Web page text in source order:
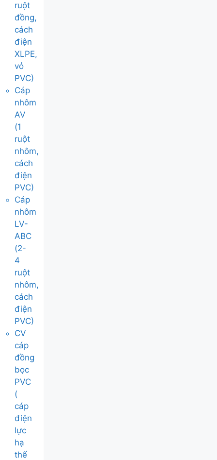
ruột
đồng,
cách
điện
XLPE,
vỏ
PVC)
Cáp
nhôm
AV
(1
ruột
nhôm,
cách
điện
PVC)
Cáp
nhôm
LV-
ABC
(2-
4
ruột
nhôm,
cách
điện
PVC)
CV
cáp
đồng
bọc
PVC
(
cáp
điện
lực
hạ
thế